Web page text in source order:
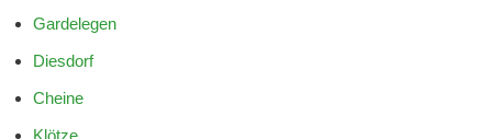
Gardelegen
Diesdorf
Cheine
Klötze